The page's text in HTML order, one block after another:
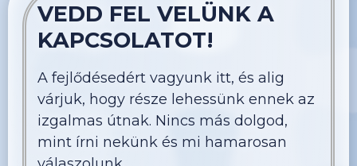
VEDD FEL VELÜNK A
KAPCSOLATOT!
A fejlődésedért vagyunk itt, és alig
várjuk, hogy része lehessünk ennek az
izgalmas útnak. Nincs más dolgod,
mint írni nekünk és mi hamarosan